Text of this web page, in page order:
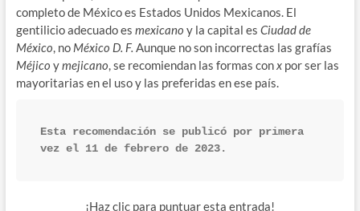
completo de México es Estados Unidos Mexicanos. El
gentilicio adecuado es mexicano y la capital es Ciudad de
México , no México D. F. Aunque no son incorrectas las grafías
Méjico ymejicano , se recomiendan las formas con xpor ser las
mayoritarias en el uso y las preferidas en ese país.
Esta recomendación se publicó por primera
vez el 11 de febrero de 2023.
¡Haz clic para puntuar esta entrada!